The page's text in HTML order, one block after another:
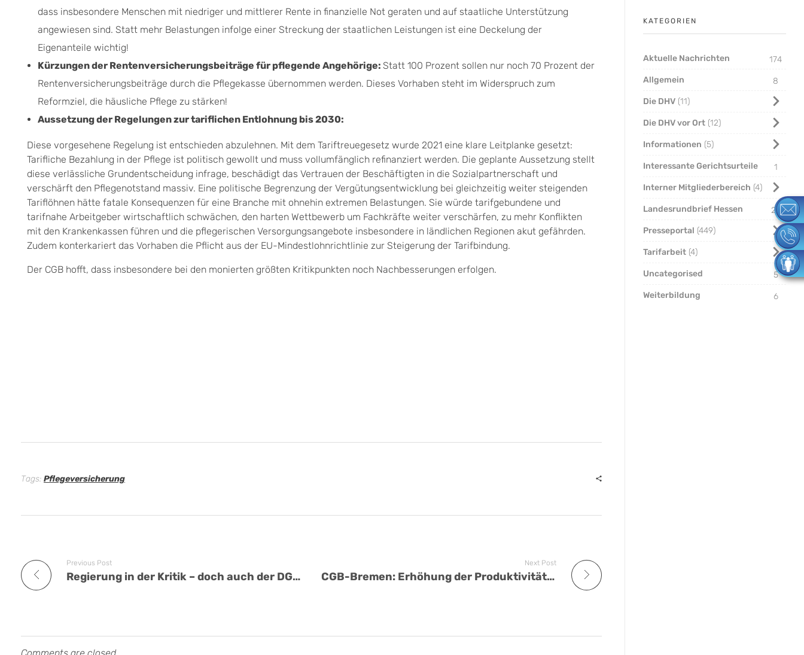
dass insbesondere Menschen mit niedriger und mittlerer Rente in finanzielle Not geraten und auf staatliche Unterstützung
angewiesen sind. Statt mehr Belastungen infolge einer Streckung der staatlichen Leistungen ist eine Deckelung der
Eigenanteile wichtig!
Kürzungen der Rentenversicherungsbeiträge für pflegende Angehörige: Statt 100 Prozent sollen nur noch 70 Prozent der
Rentenversicherungsbeiträge durch die Pflegekasse übernommen werden. Dieses Vorhaben steht im Widerspruch zum
Reformziel, die häusliche Pflege zu stärken!
Aussetzung der Regelungen zur tariflichen Entlohnung bis 2030:
Diese vorgesehene Regelung ist entschieden abzulehnen. Mit dem Tariftreuegesetz wurde 2021 eine klare Leitplanke gesetzt:
Tarifliche Bezahlung in der Pflege ist politisch gewollt und muss vollumfänglich refinanziert werden. Die geplante Aussetzung stellt
diese verlässliche Grundentscheidung infrage, beschädigt das Vertrauen der Beschäftigten in die Sozialpartnerschaft und
verschärft den Pflegenotstand massiv. Eine politische Begrenzung der Vergütungsentwicklung bei gleichzeitig weiter steigenden
Tariflöhnen hätte fatale Konsequenzen für eine Branche mit ohnehin extremen Belastungen. Sie würde tarifgebundene und
tarifnahe Arbeitgeber wirtschaftlich schwächen, den harten Wettbewerb um Fachkräfte weiter verschärfen, zu mehr Konflikten
mit den Krankenkassen führen und die pflegerischen Versorgungsangebote insbesondere in ländlichen Regionen akut gefährden.
Zudem konterkariert das Vorhaben die Pflicht aus der EU-Mindestlohnrichtlinie zur Steigerung der Tarifbindung.
Der CGB hofft, dass insbesondere bei den monierten größten Kritikpunkten noch Nachbesserungen erfolgen.
Tags: Pflegeversicherung
Previous Post
Regierung in der Kritik – doch auch der DGB sollte vor der eigenen Tür kehren
Next Post
CGB-Bremen: Erhöhung der Produktivität und Stärkung der Wirtschaftskraft zeitlich dringender als übereilte Sozialversicherungsreformen
KATEGORIEN
Aktuelle Nachrichten
174
Allgemein
8
Die DHV 11
Die DHV vor Ort 12
Informationen 5
Interessante Gerichtsurteile
1
Interner Mitgliederbereich 4
Landesrundbrief Hessen
29
Presseportal 449
Tarifarbeit 4
Uncategorised
5
Weiterbildung
6